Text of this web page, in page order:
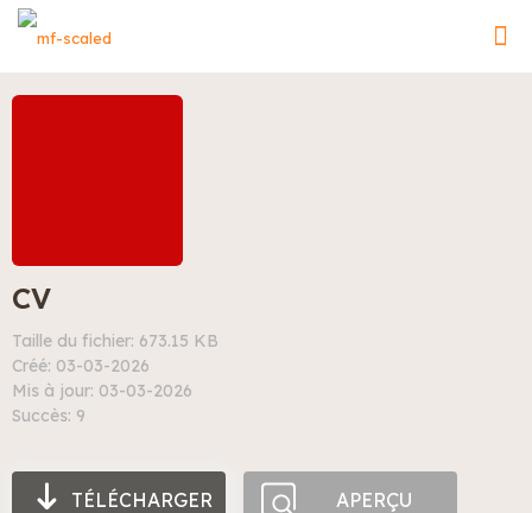
CV
Taille du fichier: 673.15 KB
Créé: 03-03-2026
Mis à jour: 03-03-2026
Succès: 9
TÉLÉCHARGER APERÇU